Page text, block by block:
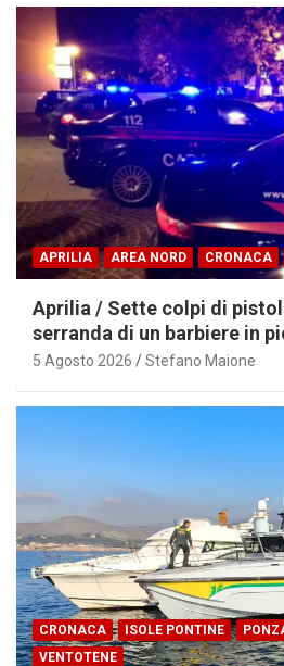
APRILIA AREA NORD CRONACA
Aprilia / Sette colpi di
serranda di un barbiere in
5 Agosto 2026 Stefano Maione
CRONACA ISOLE PONTINE
VENTOTENE